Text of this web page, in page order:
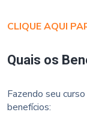
CLIQUE AQUI
Quais os
Fazendo seu
benefícios: